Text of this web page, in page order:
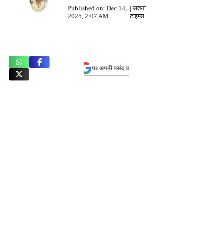
Published on: Dec 14,
2025, 2:07 AM
|सतना
टाइम्स